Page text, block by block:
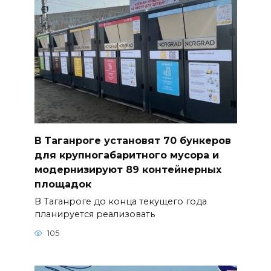
В Таганроге установят 70 бункеров
для крупногабаритного мусора и
модернизируют 89 контейнерных
площадок
В Таганроге до конца текущего года
планируется реализовать
105